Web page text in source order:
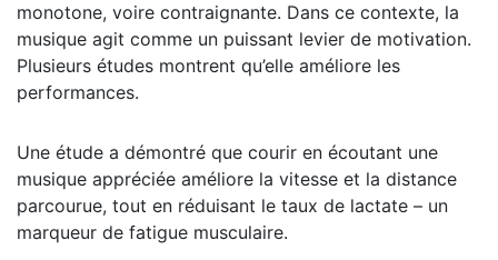
monotone, voire contraignante. Dans ce contexte, la
musique agit comme un puissant levier de motivation.
Plusieurs études montrent qu’elle améliore les
performances.
Une étude a démontré que courir en écoutant une
musique appréciée améliore la vitesse et la distance
parcourue, tout en réduisant le taux de lactate – un
marqueur de fatigue musculaire.